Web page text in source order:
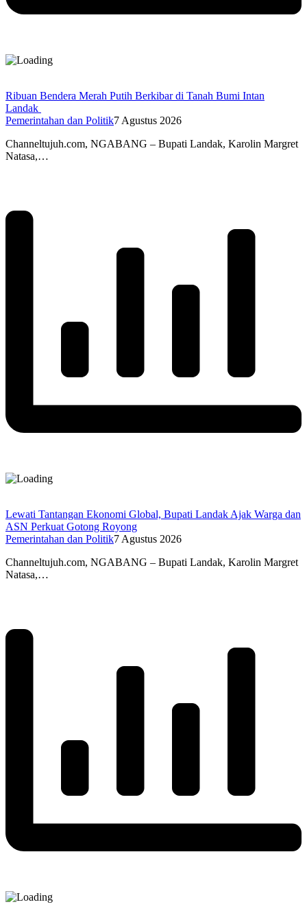
Ribuan Bendera Merah Putih Berkibar di Tanah Bumi Intan
Landak
Pemerintahan dan Politik7 Agustus 2026
Channeltujuh.com, NGABANG – Bupati Landak, Karolin Margret
Natasa,…
Lewati Tantangan Ekonomi Global, Bupati Landak Ajak Warga dan
ASN Perkuat Gotong Royong
Pemerintahan dan Politik7 Agustus 2026
Channeltujuh.com, NGABANG – Bupati Landak, Karolin Margret
Natasa,…